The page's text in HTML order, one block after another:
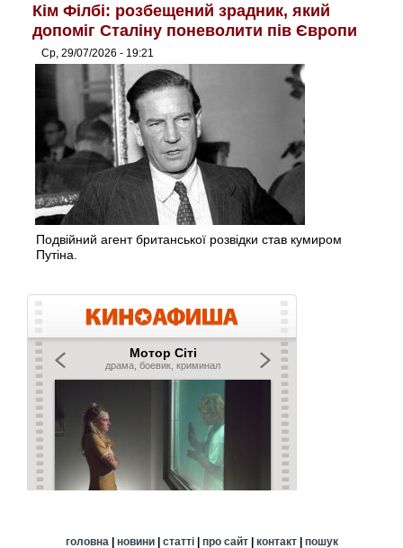
Кім Філбі: розбещений зрадник, який
допоміг Сталіну поневолити пів Європи
Ср, 29/07/2026 - 19:21
Подвійний агент британської розвідки став кумиром
Путіна.
головна| новини| статті| про сайт| контакт| пошук